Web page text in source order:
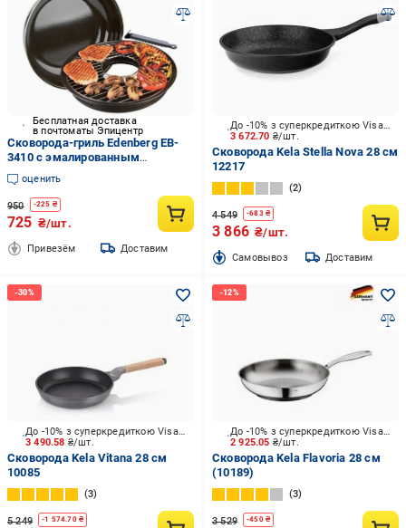
Бесплатная доставка
в почтоматы Эпицентр
Сковорода-гриль Edenberg EB-
3410 с эмалированным
покрытием 33 см со съемной
ручкой с крышкой
оценить
950 -225 ₴
725 ₴/шт.
Привезём Доставим
3 672.70 ₴/шт.
До -10% з суперкредиткою Visa Вигода
Сковорода Kela Stella Nova 28 см
12217
2
4 549 -683₴
3 866 ₴/шт.
Cамовывоз Доставим
3 490.58 ₴/шт.
До -10% з суперкредиткою Visa Вигода
Сковорода Kela Vitana 28 см
10085
3
5 249 -1 574.70₴
2 925.05 ₴/шт.
До -10% з суперкредиткою Visa Вигода
Сковорода Kela Flavoria 28 см
(10189)
3
3 529 -450₴